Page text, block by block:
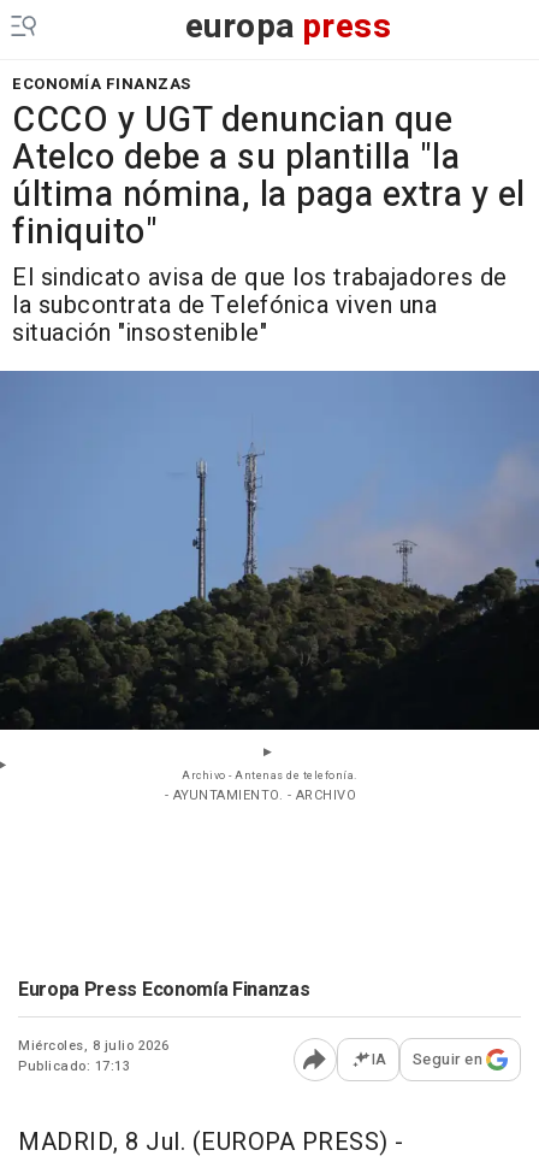
europa press
ECONOMÍA FINANZAS
CCCO y UGT denuncian que
Atelco debe a su plantilla "la
última nómina, la paga extra y el
finiquito"
El sindicato avisa de que los trabajadores de
la subcontrata de Telefónica viven una
situación "insostenible"
Archivo - Antenas de telefonía.
- AYUNTAMIENTO. - ARCHIVO
Europa Press Economía Finanzas
Miércoles, 8 julio 2026
Publicado: 17:13
Abrir opciones para
IA Seguir en
MADRID, 8 Jul. (EUROPA PRESS) -